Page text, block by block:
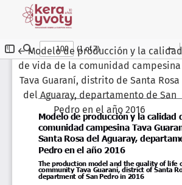
←Volver a los detalles del artículo
Modelo de producción y la calidad
de vida de la comunidad campesina
Tava Guaraní, distrito de Santa Rosa
del Aguaray, departamento de San
Pedro en el año 2016